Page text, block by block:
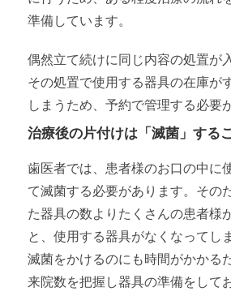
準備しています。
偶然立て続けに同じ内容の処置が
その処置で使用する器具の在庫が
しまうため、予約で管理する必要
治療後の片付けは「滅菌」する
歯医者では、患者様のお口の中に
て滅菌する必要があります。その
た器具の数よりたくさんの患者様
と、使用する器具がなくなってし
滅菌をかけるのにも時間がかかる
来院数を把握し器具の準備をして